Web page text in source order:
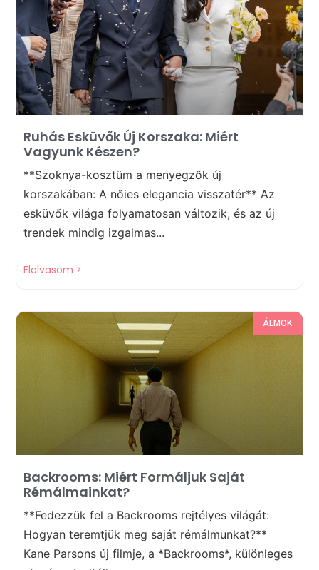
Ruhás Esküvők Új Korszaka: Miért
Vagyunk Készen?
**Szoknya-kosztüm a menyegzők új
korszakában: A nőies elegancia visszatér** Az
esküvők világa folyamatosan változik, és az új
trendek mindig izgalmas...
Elolvasom >
ÁLMOK
Backrooms: Miért Formáljuk Saját
Rémálmainkat?
**Fedezzük fel a Backrooms rejtélyes világát:
Hogyan teremtjük meg saját rémálmunkat?**
Kane Parsons új filmje, a *Backrooms*, különleges